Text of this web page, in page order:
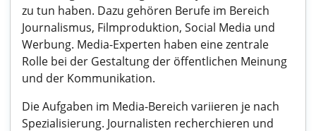
zu tun haben. Dazu gehören Berufe im Bereich
Journalismus, Filmproduktion, Social Media und
Werbung. Media-Experten haben eine zentrale
Rolle bei der Gestaltung der öffentlichen Meinung
und der Kommunikation.
Die Aufgaben im Media-Bereich variieren je nach
Spezialisierung. Journalisten recherchieren und